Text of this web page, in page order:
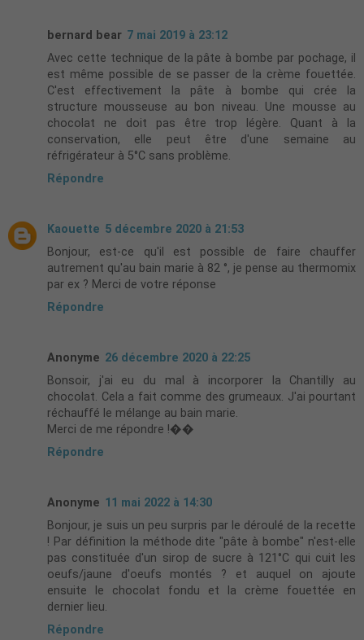
bernard bear 7 mai 2019 à 23:12
Avec cette technique de la pâte à bombe par pochage, il
est même possible de se passer de la crème fouettée.
C'est effectivement la pâte à bombe qui crée la
structure mousseuse au bon niveau. Une mousse au
chocolat ne doit pas être trop légère. Quant à la
conservation, elle peut être d'une semaine au
réfrigérateur à 5°C sans problème.
Répondre
Kaouette 5 décembre 2020 à 21:53
Bonjour, est-ce qu'il est possible de faire chauffer
autrement qu'au bain marie à 82 °, je pense au thermomix
par ex ? Merci de votre réponse
Répondre
Anonyme 26 décembre 2020 à 22:25
Bonsoir, j'ai eu du mal à incorporer la Chantilly au
chocolat. Cela a fait comme des grumeaux. J'ai pourtant
réchauffé le mélange au bain marie.
Merci de me répondre !��
Répondre
Anonyme 11 mai 2022 à 14:30
Bonjour, je suis un peu surpris par le déroulé de la recette
! Par définition la méthode dite "pâte à bombe" n'est-elle
pas constituée d'un sirop de sucre à 121°C qui cuit les
oeufs/jaune d'oeufs montés ? et auquel on ajoute
ensuite le chocolat fondu et la crème fouettée en
dernier lieu.
Répondre